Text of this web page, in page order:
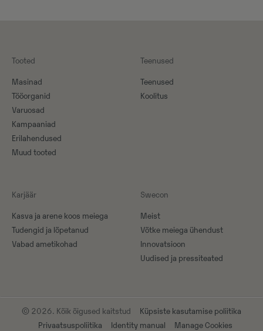
Tooted
Masinad
Tööorganid
Varuosad
Kampaaniad
Erilahendused
Muud tooted
Teenused
Teenused
Koolitus
Karjäär
Kasva ja arene koos meiega
Tudengid ja lõpetanud
Vabad ametikohad
Swecon
Meist
Võtke meiega ühendust
Innovatsioon
Uudised ja pressiteated
© 2026. Kõik õigused kaitstud
Küpsiste kasutamise poliitika
Privaatsuspoliitika
Identity manual Manage Cookies